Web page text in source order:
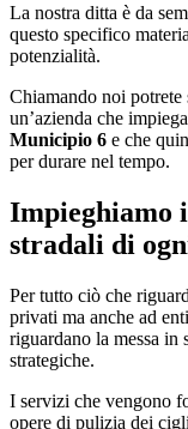
La nostra ditta è da
questo specifico
potenzialità.
Chiamando noi potrete
un’azienda che
Municipio 6 e che
per durare nel tempo.
Impieghiamo
stradali di
Per tutto ciò che
privati ma anche ad
riguardano la messa in
strategiche.
I servizi che vengono
opere di pulizia dei